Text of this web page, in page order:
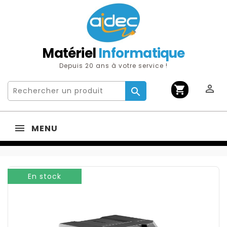
MatérielInformatique
Depuis 20 ans à votre service !
 shopping_cart 
MENU
En stock